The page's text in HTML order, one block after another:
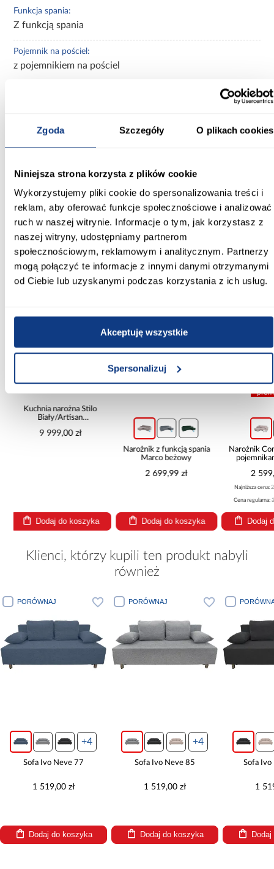
Zgoda Szczegóły O plikach cookies
Niniejsza strona korzysta z plików cookie
Wykorzystujemy pliki cookie do spersonalizowania treści i
reklam, aby oferować funkcje społecznościowe i analizować
ruch w naszej witrynie. Informacje o tym, jak korzystasz z
naszej witryny, udostępniamy partnerom
społecznościowym, reklamowym i analitycznym. Partnerzy
mogą połączyć te informacje z innymi danymi otrzymanymi
od Ciebie lub uzyskanymi podczas korzystania z ich usług.
Akceptuję wszystkie
Spersonalizuj
Funkcja spania:
Z funkcją spania
Pojemnik na pościel:
z pojemnikiem na pościel
Sposób rozkładania:
sposób rozkładania DL
Automat ułatwiający rozkładanie:
Zobacz więcej >
Inni Klienci sprawdzali również
Dodaj do koszyka
promocja
Narożnik Como z dwoma
pojemnikami sztruks
2 599,99 zł
Dodaj do koszyka
Szafa
1
Klienci, którzy kupili ten produkt nabyli
również
PORÓWNAJ
+4
Sofa Ivo Neve 77
1 519,00 zł
Dodaj do koszyka
PORÓWNAJ
+4
Sofa Ivo Neve 85
1 519,00 zł
Dodaj do koszyka
Sofa
1